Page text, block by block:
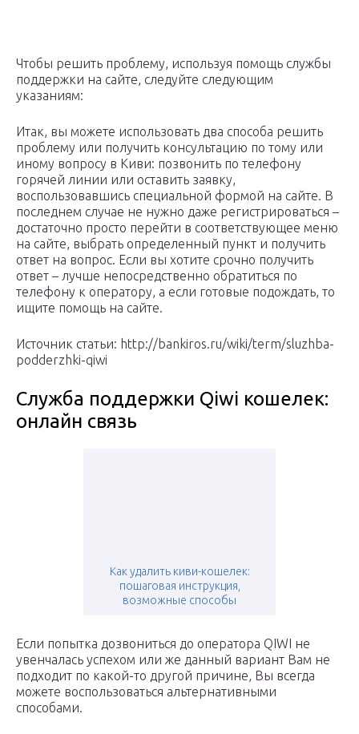
Чтобы решить проблему, используя помощь службы
поддержки на сайте, следуйте следующим
указаниям:
Итак, вы можете использовать два способа решить
проблему или получить консультацию по тому или
иному вопросу в Киви: позвонить по телефону
горячей линии или оставить заявку,
воспользовавшись специальной формой на сайте. В
последнем случае не нужно даже регистрироваться –
достаточно просто перейти в соответствующее меню
на сайте, выбрать определенный пункт и получить
ответ на вопрос. Если вы хотите срочно получить
ответ – лучше непосредственно обратиться по
телефону к оператору, а если готовые подождать, то
ищите помощь на сайте.
Источник статьи: http://bankiros.ru/wiki/term/sluzhba-
podderzhki-qiwi
Служба поддержки Qiwi кошелек:
онлайн связь
Как удалить киви-кошелек:
пошаговая инструкция,
возможные способы
Если попытка дозвониться до оператора QIWI не
увенчалась успехом или же данный вариант Вам не
подходит по какой-то другой причине, Вы всегда
можете воспользоваться альтернативными
способами.